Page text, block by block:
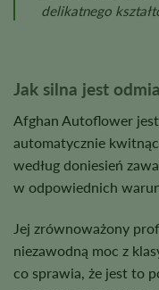
delikatnego
Jak silna jest
Afghan Autoflower
automatycznie
według doniesień
w odpowiednich
Jej zrównoważony
niezawodną moc z
co sprawia, że jest to